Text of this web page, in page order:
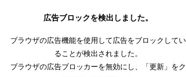
(ﾜｯﾁｮｲW ff10-bX4C)
かわいくなるんだよな？
広告ブロックを検出しました。
ブラウザの広告機能を使用して広告をブロックしてい
ることが検出されました。
ブラウザの広告ブロッカーを無効にし、「更新」をク